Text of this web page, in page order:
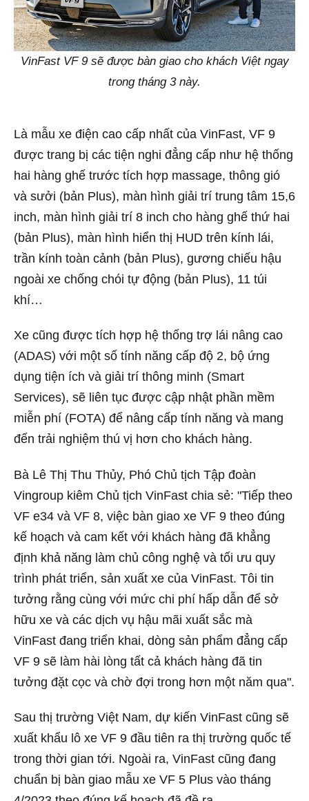
VinFast VF 9 sẽ được bàn giao cho khách Việt ngay
trong tháng 3 này.
Là mẫu xe điện cao cấp nhất của VinFast, VF 9
được trang bị các tiện nghi đẳng cấp như hệ thống
hai hàng ghế trước tích hợp massage, thông gió
và sưởi (bản Plus), màn hình giải trí trung tâm 15,6
inch, màn hình giải trí 8 inch cho hàng ghế thứ hai
(bản Plus), màn hình hiển thị HUD trên kính lái,
trần kính toàn cảnh (bản Plus), gương chiếu hậu
ngoài xe chống chói tự động (bản Plus), 11 túi
khí…
Xe cũng được tích hợp hệ thống trợ lái nâng cao
(ADAS) với một số tính năng cấp độ 2, bộ ứng
dụng tiện ích và giải trí thông minh (Smart
Services), sẽ liên tục được cập nhật phần mềm
miễn phí (FOTA) để nâng cấp tính năng và mang
đến trải nghiệm thú vị hơn cho khách hàng.
Bà Lê Thị Thu Thủy, Phó Chủ tịch Tập đoàn
Vingroup kiêm Chủ tịch VinFast chia sẻ: "Tiếp theo
VF e34 và VF 8, việc bàn giao xe VF 9 theo đúng
kế hoạch và cam kết với khách hàng đã khẳng
định khả năng làm chủ công nghệ và tối ưu quy
trình phát triển, sản xuất xe của VinFast. Tôi tin
tưởng rằng cùng với mức chi phí hấp dẫn để sở
hữu xe và các dịch vụ hậu mãi xuất sắc mà
VinFast đang triển khai, dòng sản phẩm đẳng cấp
VF 9 sẽ làm hài lòng tất cả khách hàng đã tin
tưởng đặt cọc và chờ đợi trong hơn một năm qua".
Sau thị trường Việt Nam, dự kiến VinFast cũng sẽ
xuất khẩu lô xe VF 9 đầu tiên ra thị trường quốc tế
trong thời gian tới. Ngoài ra, VinFast cũng đang
chuẩn bị bàn giao mẫu xe VF 5 Plus vào tháng